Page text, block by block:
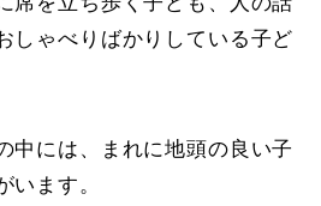
しゃべりばかりしている子ど
中には、まれに地頭の良い子
います。